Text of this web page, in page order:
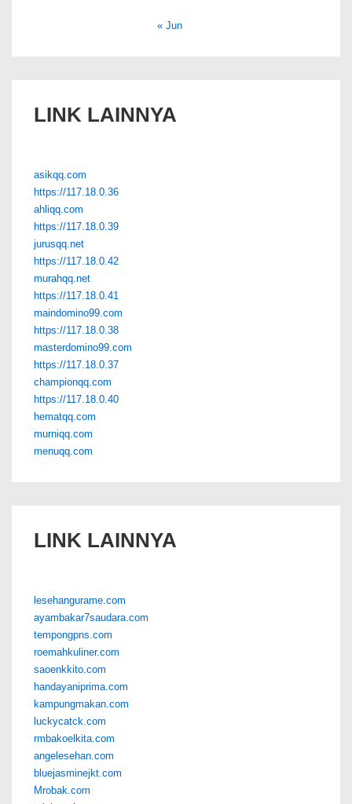
« Jun
LINK LAINNYA
asikqq.com
https://117.18.0.36
ahliqq.com
https://117.18.0.39
jurusqq.net
https://117.18.0.42
murahqq.net
https://117.18.0.41
maindomino99.com
https://117.18.0.38
masterdomino99.com
https://117.18.0.37
championqq.com
https://117.18.0.40
hematqq.com
murniqq.com
menuqq.com
LINK LAINNYA
lesehangurame.com
ayambakar7saudara.com
tempongpns.com
roemahkuliner.com
saoenkkito.com
handayaniprima.com
kampungmakan.com
luckycatck.com
rmbakoelkita.com
angelesehan.com
bluejasminejkt.com
Mrobak.com